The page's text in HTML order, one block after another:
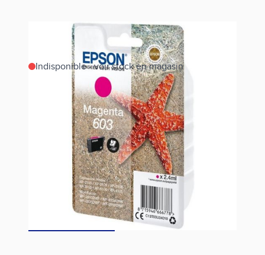
Indisponible - voir stock en magasin
Estimer les frais de port
T03U3-603 MAGENTA
Voir prix en magasin
Fiche technique